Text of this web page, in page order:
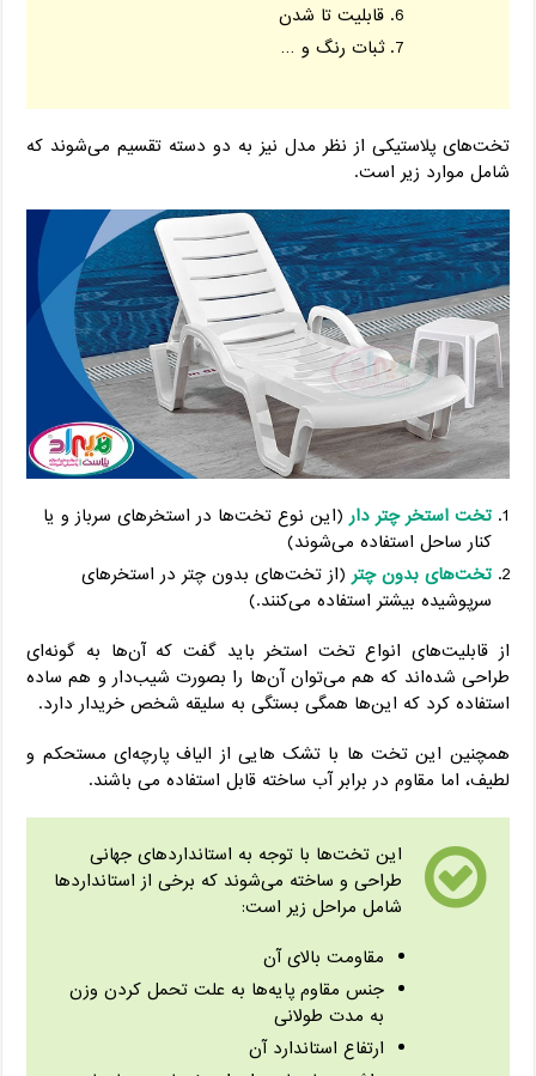
قابلیت تا شدن
ثبات رنگ و …
تخت‌های پلاستیکی از نظر مدل نیز به دو دسته‌ تقسیم می‌شوند که
شامل موارد زیر است.
تخت‌ استخر چتر دار (این نوع تخت‌ها در استخرهای سرباز و یا
کنار ساحل استفاده می‌شوند)
تخت‌های بدون چتر (از تخت‌های بدون چتر در استخر‌های
سرپوشیده بیشتر استفاده می‌کنند.)
از قابلیت‌های انواع تخت‌ استخر باید گفت که آن‌ها به گونه‌ای
طراحی شده‌اند که هم می‌توان آن‌ها را بصورت شیب‌دار و هم ساده
استفاده کرد که این‌ها همگی بستگی به سلیقه شخص خریدار دارد.
همچنین این تخت ها با تشک هایی از الیاف پارچه‌ای مستحکم و
لطیف، اما مقاوم در برابر آب ساخته قابل استفاده می باشند.
این تخت‌ها با توجه به استاندارد‌های جهانی
طراحی و ساخته می‌شوند که برخی از استاندارد‌ها
شامل مراحل زیر است:
مقاومت بالای آن
جنس مقاوم پایه‌ها به علت تحمل کردن وزن
به مدت طولانی
ارتفاع استاندارد آن